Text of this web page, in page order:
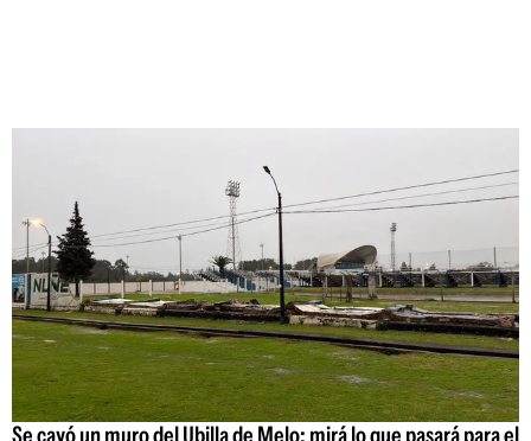
Se cayó un muro del Ubilla de Melo: mirá lo que pasará para el